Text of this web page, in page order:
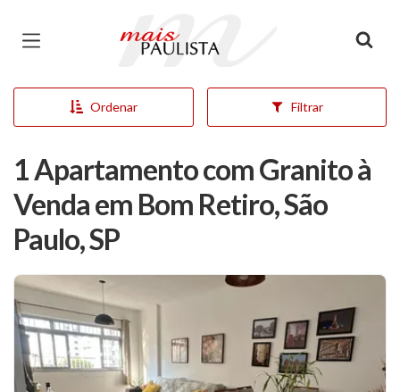
Página inicial
Ordenar Filtrar
1 Apartamento com Granito à
Venda em Bom Retiro, São
Paulo, SP